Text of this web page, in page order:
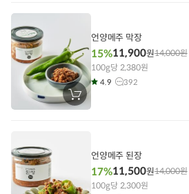
에
장
바
언양메주 막장
15%11,900원14,000원
100g당 2,380원
4.9 392
언양메주 된장
17%11,500원14,000원
100g당 2,300원